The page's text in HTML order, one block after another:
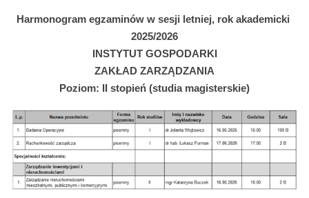
Harmonogram egzaminów w sesji letniej, rok akademicki
2025/2026
INSTYTUT GOSPODARKI
ZAKŁAD ZARZĄDZANIA
Poziom: II stopień (studia magisterskie)